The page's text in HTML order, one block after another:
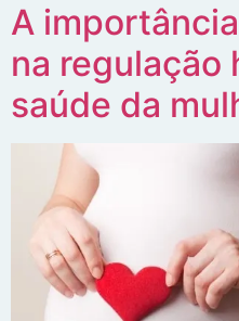
A
na regulação
saúde da